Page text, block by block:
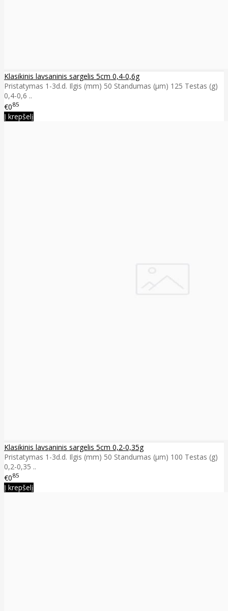
Klasikinis lavsaninis sargelis 5cm 0,4-0,6g
Pristatymas 1-3d.d. Ilgis (mm) 50 Standumas (µm) 125 Testas (g)
0,4-0,6 ..
€085
Į krepšelį
Klasikinis lavsaninis sargelis 5cm 0,2-0,35g
Pristatymas 1-3d.d. Ilgis (mm) 50 Standumas (µm) 100 Testas (g)
0,2-0,35 ..
€085
Į krepšelį